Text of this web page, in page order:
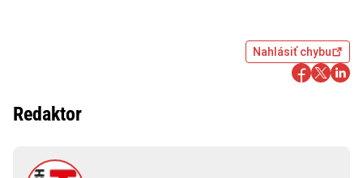
Nahlásiť chybu
Redaktor